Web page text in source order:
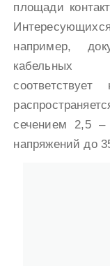
площади
например,
сечением 2,5 –
напряжений до